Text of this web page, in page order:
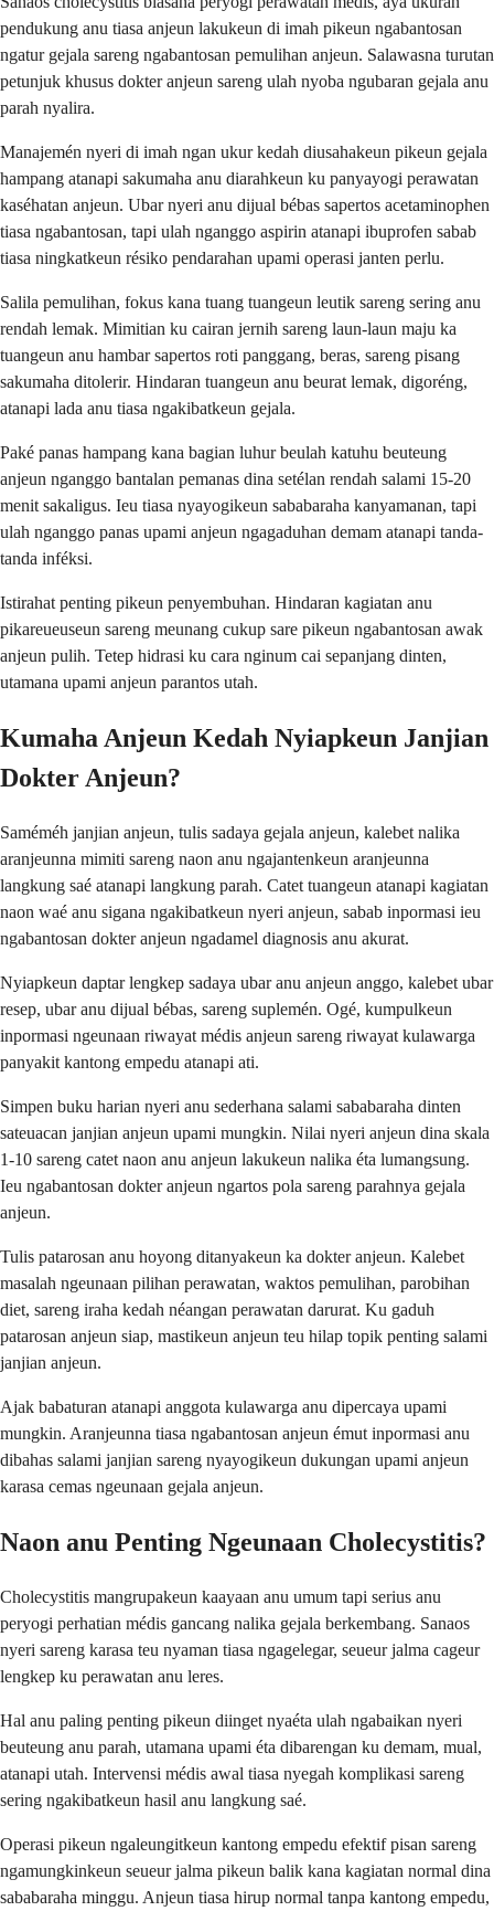
pendukung anu tiasa anjeun lakukeun di imah pikeun ngabantosan
ngatur gejala sareng ngabantosan pemulihan anjeun. Salawasna turutan
petunjuk khusus dokter anjeun sareng ulah nyoba ngubaran gejala anu
parah nyalira.
Manajemén nyeri di imah ngan ukur kedah diusahakeun pikeun gejala
hampang atanapi sakumaha anu diarahkeun ku panyayogi perawatan
kaséhatan anjeun. Ubar nyeri anu dijual bébas sapertos acetaminophen
tiasa ngabantosan, tapi ulah nganggo aspirin atanapi ibuprofen sabab
tiasa ningkatkeun résiko pendarahan upami operasi janten perlu.
Salila pemulihan, fokus kana tuang tuangeun leutik sareng sering anu
rendah lemak. Mimitian ku cairan jernih sareng laun-laun maju ka
tuangeun anu hambar sapertos roti panggang, beras, sareng pisang
sakumaha ditolerir. Hindaran tuangeun anu beurat lemak, digoréng,
atanapi lada anu tiasa ngakibatkeun gejala.
Paké panas hampang kana bagian luhur beulah katuhu beuteung
anjeun nganggo bantalan pemanas dina setélan rendah salami 15-20
menit sakaligus. Ieu tiasa nyayogikeun sababaraha kanyamanan, tapi
ulah nganggo panas upami anjeun ngagaduhan demam atanapi tanda-
tanda inféksi.
Istirahat penting pikeun penyembuhan. Hindaran kagiatan anu
pikareueuseun sareng meunang cukup sare pikeun ngabantosan awak
anjeun pulih. Tetep hidrasi ku cara nginum cai sepanjang dinten,
utamana upami anjeun parantos utah.
Kumaha Anjeun Kedah Nyiapkeun Janjian
Dokter Anjeun?
Saméméh janjian anjeun, tulis sadaya gejala anjeun, kalebet nalika
aranjeunna mimiti sareng naon anu ngajantenkeun aranjeunna
langkung saé atanapi langkung parah. Catet tuangeun atanapi kagiatan
naon waé anu sigana ngakibatkeun nyeri anjeun, sabab inpormasi ieu
ngabantosan dokter anjeun ngadamel diagnosis anu akurat.
Nyiapkeun daptar lengkep sadaya ubar anu anjeun anggo, kalebet ubar
resep, ubar anu dijual bébas, sareng suplemén. Ogé, kumpulkeun
inpormasi ngeunaan riwayat médis anjeun sareng riwayat kulawarga
panyakit kantong empedu atanapi ati.
Simpen buku harian nyeri anu sederhana salami sababaraha dinten
sateuacan janjian anjeun upami mungkin. Nilai nyeri anjeun dina skala
1-10 sareng catet naon anu anjeun lakukeun nalika éta lumangsung.
Ieu ngabantosan dokter anjeun ngartos pola sareng parahnya gejala
anjeun.
Tulis patarosan anu hoyong ditanyakeun ka dokter anjeun. Kalebet
masalah ngeunaan pilihan perawatan, waktos pemulihan, parobihan
diet, sareng iraha kedah néangan perawatan darurat. Ku gaduh
patarosan anjeun siap, mastikeun anjeun teu hilap topik penting salami
janjian anjeun.
Ajak babaturan atanapi anggota kulawarga anu dipercaya upami
mungkin. Aranjeunna tiasa ngabantosan anjeun émut inpormasi anu
dibahas salami janjian sareng nyayogikeun dukungan upami anjeun
karasa cemas ngeunaan gejala anjeun.
Naon anu Penting Ngeunaan Cholecystitis?
Cholecystitis mangrupakeun kaayaan anu umum tapi serius anu
peryogi perhatian médis gancang nalika gejala berkembang. Sanaos
nyeri sareng karasa teu nyaman tiasa ngagelegar, seueur jalma cageur
lengkep ku perawatan anu leres.
Hal anu paling penting pikeun diinget nyaéta ulah ngabaikan nyeri
beuteung anu parah, utamana upami éta dibarengan ku demam, mual,
atanapi utah. Intervensi médis awal tiasa nyegah komplikasi sareng
sering ngakibatkeun hasil anu langkung saé.
Operasi pikeun ngaleungitkeun kantong empedu efektif pisan sareng
ngamungkinkeun seueur jalma pikeun balik kana kagiatan normal dina
sababaraha minggu. Anjeun tiasa hirup normal tanpa kantong empedu,